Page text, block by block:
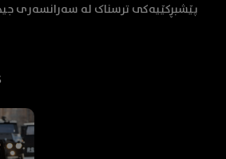
پێشبڕکێیەکی ترسناک لە سەرانسەری